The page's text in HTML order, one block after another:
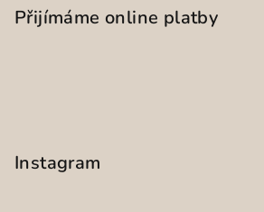
Přijímáme online platby
Instagram